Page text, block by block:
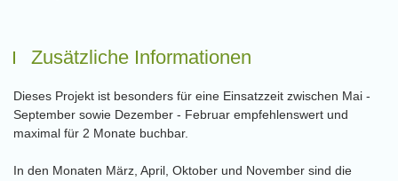
Zusätzliche Informationen
Dieses Projekt ist besonders für eine Einsatzzeit zwischen Mai -
September sowie Dezember - Februar empfehlenswert und
maximal für 2 Monate buchbar.
In den Monaten März, April, Oktober und November sind die